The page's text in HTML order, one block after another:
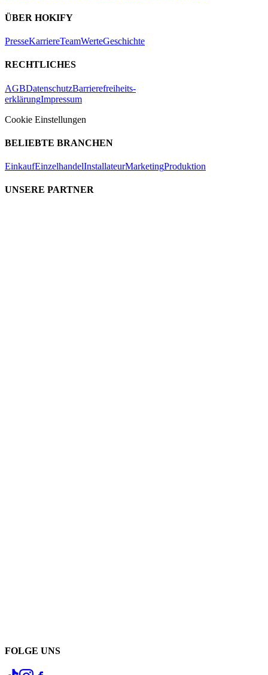
ÜBER HOKIFY
PresseKarriereTeamWerteGeschichte
RECHTLICHES
AGBDatenschutzBarrierefreiheits-
erklärungImpressum
Cookie Einstellungen
BELIEBTE BRANCHEN
EinkaufEinzelhandelInstallateurMarketingProduktion
UNSERE PARTNER
FOLGE UNS